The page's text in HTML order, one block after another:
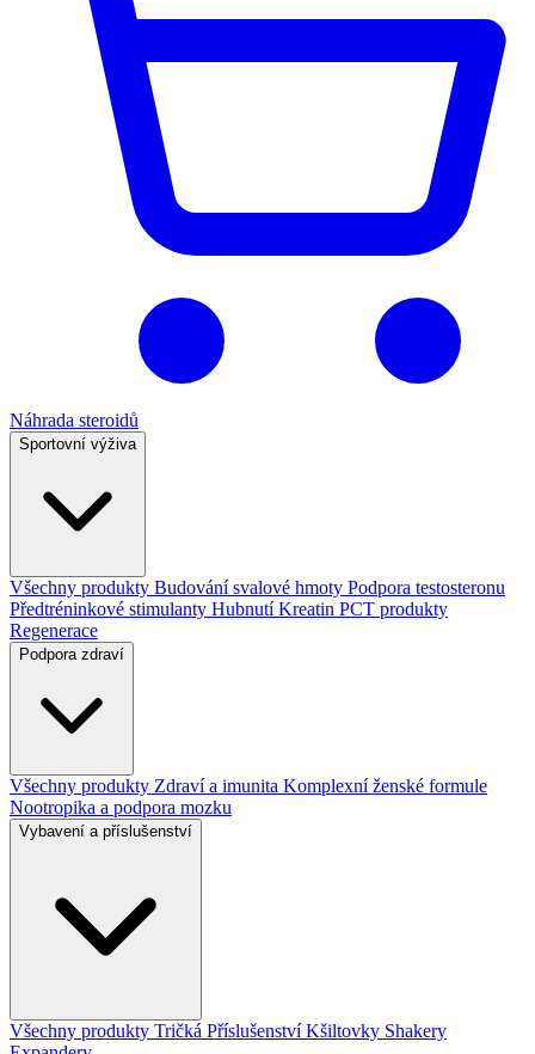
Náhrada steroidů
Sportovní výživa
Všechny produkty Budování svalové hmoty Podpora testosteronu
Předtréninkové stimulanty HubnutíKreatin PCT produkty
Regenerace
Podpora zdraví
Všechny produkty Zdraví a imunita Komplexní ženské formule
Nootropika a podpora mozku
Vybavení a příslušenství
Všechny produkty Tričká PříslušenstvíKšiltovky Shakery